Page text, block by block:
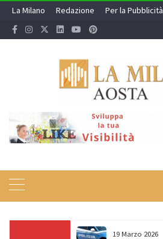
Skip
content
La Milano Redazione Per la Pubblicità
19 Marzo 2026